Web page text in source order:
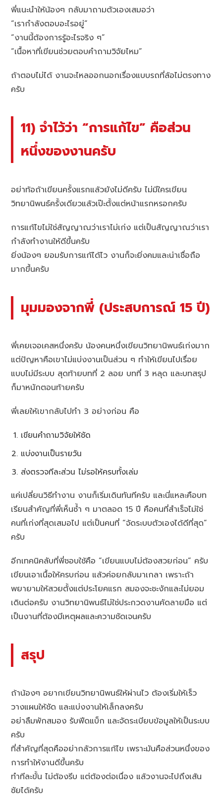
พี่แนะนำให้น้องๆ กลับมาถามตัวเองเสมอว่า
“เรากำลังตอบอะไรอยู่”
“งานนี้ต้องการรู้อะไรจริง ๆ”
“เนื้อหาที่เขียนช่วยตอบคำถามวิจัยไหม”
ถ้าตอบไม่ได้ งานจะไหลออกนอกเรื่องแบบรถที่ล้อไม่ตรงทาง
ครับ
11) จำไว้ว่า “การแก้ไข” คือส่วน
หนึ่งของงานครับ
อย่าท้อถ้าเขียนครั้งแรกแล้วยังไม่ดีครับ ไม่มีใครเขียน
วิทยานิพนธ์ครั้งเดียวแล้วเป๊ะตั้งแต่หน้าแรกหรอกครับ
การแก้ไขไม่ใช่สัญญาณว่าเราไม่เก่ง แต่เป็นสัญญาณว่าเรา
กำลังทำงานให้ดีขึ้นครับ
ยิ่งน้องๆ ยอมรับการแก้ได้ไว งานก็จะยิ่งคมและน่าเชื่อถือ
มากขึ้นครับ
มุมมองจากพี่ (ประสบการณ์ 15 ปี)
พี่เคยเจอเคสหนึ่งครับ น้องคนหนึ่งเขียนวิทยานิพนธ์เก่งมาก
แต่ปัญหาคือเขาไม่แบ่งงานเป็นส่วน ๆ ทำให้เขียนไปเรื่อย
แบบไม่มีระบบ สุดท้ายบทที่ 2 ลอย บทที่ 3 หลุด และบทสรุป
ก็มาหนักตอนท้ายครับ
พี่เลยให้เขากลับไปทำ 3 อย่างก่อน คือ
เขียนคำถามวิจัยให้ชัด
แบ่งงานเป็นรายวัน
ส่งตรวจทีละส่วน ไม่รอให้ครบทั้งเล่ม
แค่เปลี่ยนวิธีทำงาน งานก็เริ่มเดินทันทีครับ และนี่แหละคือบท
เรียนสำคัญที่พี่เห็นซ้ำ ๆ มาตลอด 15 ปี คือคนที่สำเร็จไม่ใช่
คนที่เก่งที่สุดเสมอไป แต่เป็นคนที่ “จัดระบบตัวเองได้ดีที่สุด”
ครับ
อีกเทคนิคลับที่พี่ชอบใช้คือ “เขียนแบบไม่ต้องสวยก่อน” ครับ
เขียนเอาเนื้อให้ครบก่อน แล้วค่อยกลับมาเกลา เพราะถ้า
พยายามให้สวยตั้งแต่ประโยคแรก สมองจะชะงักและไม่ยอม
เดินต่อครับ งานวิทยานิพนธ์ไม่ใช่ประกวดงานคัดลายมือ แต่
เป็นงานที่ต้องมีเหตุผลและความชัดเจนครับ
สรุป
ถ้าน้องๆ อยากเขียนวิทยานิพนธ์ให้ผ่านไว ต้องเริ่มให้เร็ว
วางแผนให้ชัด และแบ่งงานให้เล็กลงครับ
อย่าลืมพักสมอง รับฟีดแบ็ก และจัดระเบียบข้อมูลให้เป็นระบบ
ครับ
ที่สำคัญที่สุดคืออย่ากลัวการแก้ไข เพราะมันคือส่วนหนึ่งของ
การทำให้งานดีขึ้นครับ
ทำทีละขั้น ไม่ต้องรีบ แต่ต้องต่อเนื่อง แล้วงานจะไปถึงเส้น
ชัยได้ครับ